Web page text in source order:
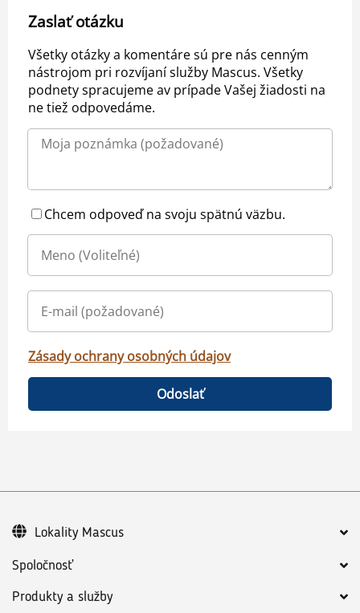
Zaslať otázku
Všetky otázky a komentáre sú pre nás cenným
nástrojom pri rozvíjaní služby Mascus. Všetky
podnety spracujeme av prípade Vašej žiadosti na
ne tiež odpovedáme.
Chcem odpoveď na svoju spätnú väzbu.
Zásady ochrany osobných údajov
Odoslať
Spoločnosť
Produkty a služby
Lokality Mascus